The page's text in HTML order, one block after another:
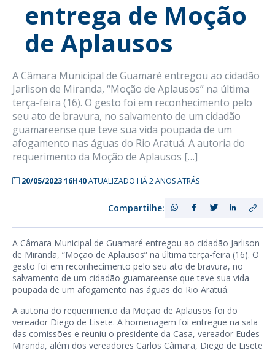
entrega de Moção
de Aplausos
A Câmara Municipal de Guamaré entregou ao cidadão
Jarlison de Miranda, “Moção de Aplausos” na última
terça-feira (16). O gesto foi em reconhecimento pelo
seu ato de bravura, no salvamento de um cidadão
guamareense que teve sua vida poupada de um
afogamento nas águas do Rio Aratuá. A autoria do
requerimento da Moção de Aplausos […]
20/05/2023 16H40ATUALIZADO HÁ 2 ANOS ATRÁS
Compartilhe:
A Câmara Municipal de Guamaré entregou ao cidadão Jarlison
de Miranda, “Moção de Aplausos” na última terça-feira (16). O
gesto foi em reconhecimento pelo seu ato de bravura, no
salvamento de um cidadão guamareense que teve sua vida
poupada de um afogamento nas águas do Rio Aratuá.
A autoria do requerimento da Moção de Aplausos foi do
vereador Diego de Lisete. A homenagem foi entregue na sala
das comissões e reuniu o presidente da Casa, vereador Eudes
Miranda, além dos vereadores Carlos Câmara, Diego de Lisete